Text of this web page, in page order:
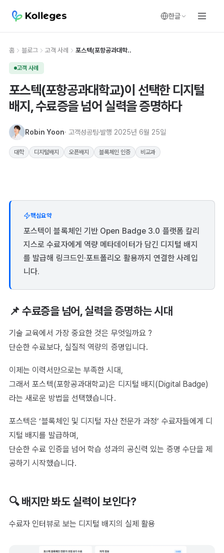
한글
홈 블로그 고객 사례 포스텍(포항공과대학..
고객 사례
포스텍(포항공과대학교)이 선택한 디지털
배지, 수료증을 넘어 실력을 증명하다
Robin Yoon· 고객성공팀 발행 2025년 6월 25일
대학 디지털배지 오픈배지 블록체인 인증 비교과
핵심요약
포스텍이 블록체인 기반 Open Badge 3.0 플랫폼 칼리
지스로 수료자에게 역량 메타데이터가 담긴 디지털 배지
를 발급해 링크드인·포트폴리오 활용까지 연결한 사례입
니다.
📌 수료증을 넘어, 실력을 증명하는 시대
기술 교육에서 가장 중요한 것은 무엇일까요 ?
단순한 수료보다, 실질적 역량의 증명입니다.
이제는 이력서만으로는 부족한 시대,
그래서 포스텍(포항공과대학교)은 디지털 배지(Digital Badge)
라는 새로운 방법을 선택했습니다.
포스텍은 ‘블록체인 및 디지털 자산 전문가 과정’ 수료자들에게 디
지털 배지를 발급하며,
단순한 수료 인증을 넘어 학습 성과의 공신력 있는 증명 수단을 제
공하기 시작했습니다.
🔍 배지만 봐도 실력이 보인다?
수료자 인터뷰로 보는 디지털 배지의 실제 활용